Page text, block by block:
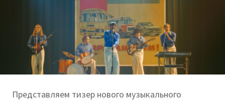
Представляем тизер нового музыкального